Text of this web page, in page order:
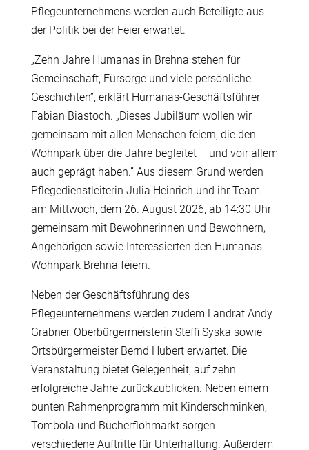
Pflegeunternehmens werden auch Beteiligte aus
der Politik bei der Feier erwartet.
„Zehn Jahre Humanas in Brehna stehen für
Gemeinschaft, Fürsorge und viele persönliche
Geschichten”, erklärt Humanas-Geschäftsführer
Fabian Biastoch. „Dieses Jubiläum wollen wir
gemeinsam mit allen Menschen feiern, die den
Wohnpark über die Jahre begleitet – und voir allem
auch geprägt haben.” Aus diesem Grund werden
Pflegedienstleiterin Julia Heinrich und ihr Team
am Mittwoch, dem 26. August 2026, ab 14:30 Uhr
gemeinsam mit Bewohnerinnen und Bewohnern,
Angehörigen sowie Interessierten den Humanas-
Wohnpark Brehna feiern.
Neben der Geschäftsführung des
Pflegeunternehmens werden zudem Landrat Andy
Grabner, Oberbürgermeisterin Steffi Syska sowie
Ortsbürgermeister Bernd Hubert erwartet. Die
Veranstaltung bietet Gelegenheit, auf zehn
erfolgreiche Jahre zurückzublicken. Neben einem
bunten Rahmenprogramm mit Kinderschminken,
Tombola und Bücherflohmarkt sorgen
verschiedene Auftritte für Unterhaltung. Außerdem